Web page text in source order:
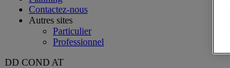
Contactez-nous
Autres sites
Particulier
Professionnel
DD COND AT